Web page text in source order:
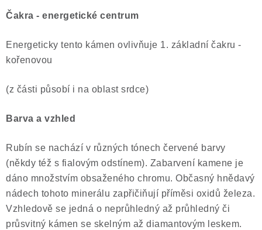
Čakra - energetické centrum
Energeticky tento kámen ovlivňuje 1. základní čakru -
kořenovou
(z části působí i na oblast srdce)
Barva a vzhled
Rubín se nachází v různých tónech červené barvy
(někdy též s fialovým odstínem). Zabarvení kamene je
dáno množstvím obsaženého chromu. Občasný hnědavý
nádech tohoto minerálu zapřičiňují příměsi oxidů železa.
Vzhledově se jedná o neprůhledný až průhledný či
průsvitný kámen se skelným až diamantovým leskem.